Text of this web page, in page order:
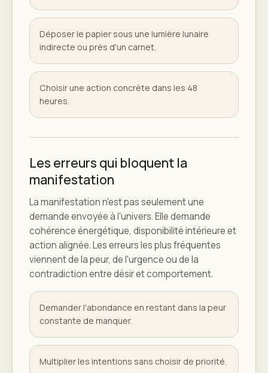
Déposer le papier sous une lumière lunaire
indirecte ou près d'un carnet.
Choisir une action concrète dans les 48
heures.
Les erreurs qui bloquent la
manifestation
La manifestation n'est pas seulement une
demande envoyée à l'univers. Elle demande
cohérence énergétique, disponibilité intérieure et
action alignée. Les erreurs les plus fréquentes
viennent de la peur, de l'urgence ou de la
contradiction entre désir et comportement.
Demander l'abondance en restant dans la peur
constante de manquer.
Multiplier les intentions sans choisir de priorité.